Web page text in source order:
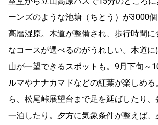
ーンズのような池塘（ちとう）が3000
高層湿原。木道が整備され、歩行時間に
なコースが選べるのがうれしい。木道
山が一望できるスポットも。9月下旬～
ルマやナナカマドなどの紅葉が楽しめ
ら、松尾峠展望台まで足を延ばしたり
一泊したり。夕方に気象条件が整えば